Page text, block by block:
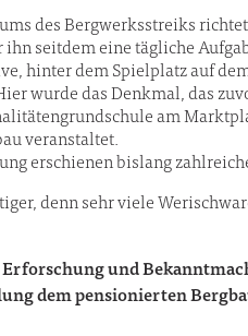
des Bergwerksstreiks
seitdem eine tägliche
hinter dem Spielplatz auf
wurde das Denkmal, das
am
veranstaltet.
erschienen bislang
denn sehr viele
und
dem pensionierten